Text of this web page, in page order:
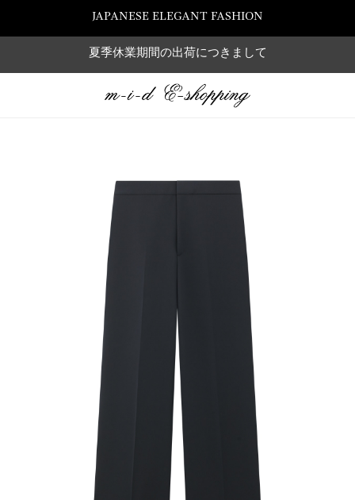
JAPANESE ELEGANT FASHION
夏季休業期間の出荷につきまして